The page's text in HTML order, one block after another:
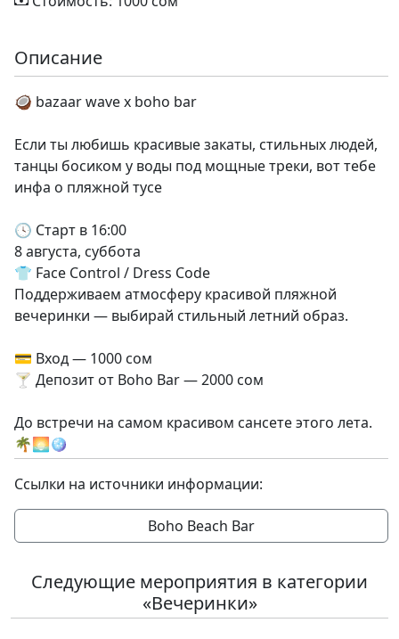
Описание
🥥 bazaar wave x boho bar
Если ты любишь красивые закаты, стильных людей,
танцы босиком у воды под мощные треки, вот тебе
инфа о пляжной тусе
🕓 Старт в 16:00
8 августа, суббота
👕 Face Control / Dress Code
Поддерживаем атмосферу красивой пляжной
вечеринки — выбирай стильный летний образ.
💳 Вход — 1000 сом
🍸 Депозит от Boho Bar — 2000 сом
До встречи на самом красивом сансете этого лета.
🌴🌅🪩
Ссылки на источники информации:
Boho Beach Bar
Следующие мероприятия в категории
«Вечеринки»